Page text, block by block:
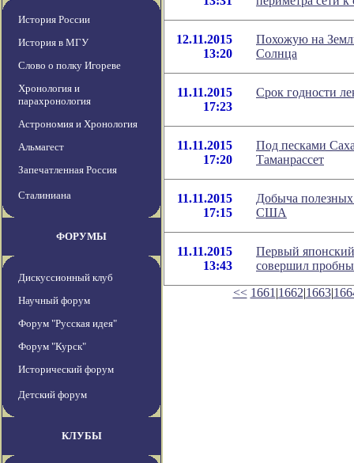
История России
История в МГУ
Слово о полку Игореве
Хронология и
парахронология
Астрономия и Хронология
Альмагест
Запечатленная Россия
Сталиниана
ФОРУМЫ
Дискуссионный клуб
Научный форум
Форум "Русская идея"
Форум "Курск"
Исторический форум
Детский форум
КЛУБЫ
12.11.2015
13:20
Похожую на
Солнца
11.11.2015
17:23
Срок годности
11.11.2015
17:20
Под песками
Таманрассет
11.11.2015
17:15
Добыча полезных
США
11.11.2015
13:43
Первый
совершил
<< 1661 |1662|1663|